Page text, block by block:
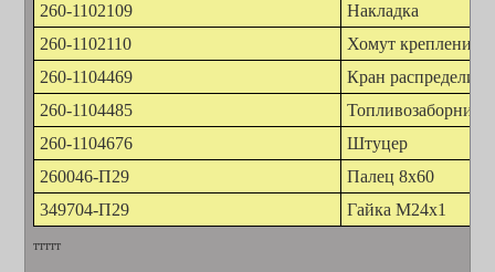
260-1102109
Накладка
260-1102110
Хомут крепления
260-1104469
Кран
260-1104485
Топливозаборник
260-1104676
Штуцер
260046-П29
Палец 8х60
349704-П29
Гайка М24х1
ттттт